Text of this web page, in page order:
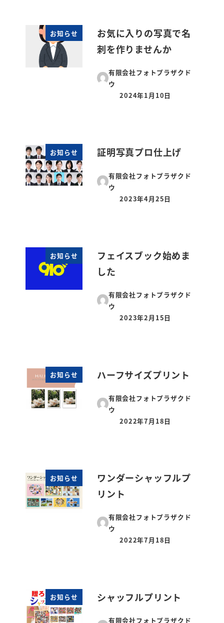
お知らせ
お気に入りの写真で名
刺を作りませんか
有限会社フォトプラザクド
ウ
投稿日
2024年1月10日
お知らせ 証明写真プロ仕上げ
有限会社フォトプラザクド
ウ
投稿日
2023年4月25日
お知らせ
フェイスブック始めま
した
有限会社フォトプラザクド
ウ
投稿日
2023年2月15日
お知らせ ハーフサイズプリント
有限会社フォトプラザクド
ウ
投稿日
2022年7月18日
お知らせ
ワンダーシャッフルプ
リント
有限会社フォトプラザクド
ウ
投稿日
2022年7月18日
お知らせ シャッフルプリント
有限会社フォトプラザクド